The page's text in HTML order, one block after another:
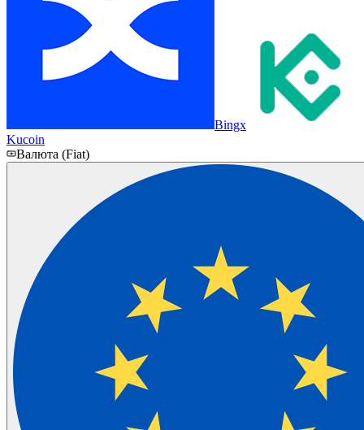
Bingx
Kucoin
Валюта (Fiat)